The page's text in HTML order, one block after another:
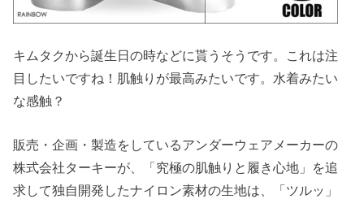
キムタクから誕生日の時などに貰うそうです。これは注
目したいですね！肌触りが最高みたいです。水着みたい
な感触？
販売・企画・製造をしているアンダーウェアメーカーの
株式会社ターキーが、「究極の肌触りと履き心地」を追
求して独自開発したナイロン素材の生地は、「ツルッ」